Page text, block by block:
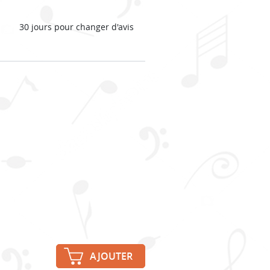
30 jours pour changer d'avis
AJOUTER